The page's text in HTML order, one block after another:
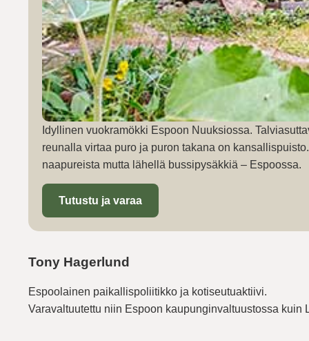
Idyllinen vuokramökki Espoon Nuuksiossa.
reunalla virtaa puro ja puron takana on
naapureista mutta lähellä bussipysäkkiä – Espoossa.
Tutustu ja varaa
Tony Hagerlund
Espoolainen paikallispoliitikko ja kotiseutuaktiivi.
Varavaltuutettu niin Espoon kaupunginvaltuustossa